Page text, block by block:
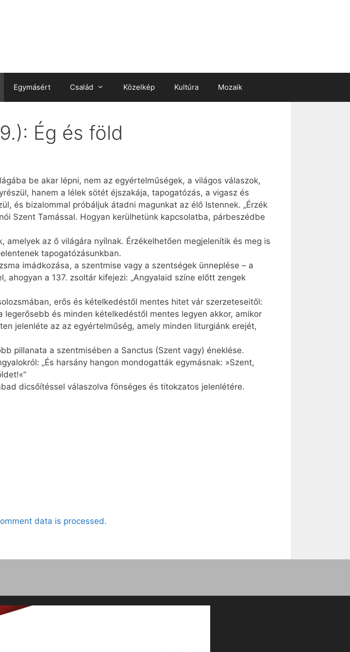
Egymásért Család Közelkép Kultúra Mozaik
Ég és föld
be akar lépni, nem az egyértelműségek, a világos válaszok,
hanem a lélek sötét éjszakája, tapogatózás, a vigasz és
és bizalommal próbáljuk átadni magunkat az élő Istennek. „Érzék
Szent Tamással. Hogyan kerülhetünk kapcsolatba, párbeszédbe
az ő világára nyílnak. Érzékelhetően megjelenítik és meg is
tapogatózásunkban.
imádkozása, a szentmise vagy a szentségek ünneplése – a
ahogyan a 137. zsoltár kifejezi: „Angyalaid színe előtt zengek
erős és kételkedéstől mentes hitet vár szerzeteseitől:
és minden kételkedéstől mentes legyen akkor, amikor
jelenléte az az egyértelműség, amely minden liturgiánk erejét,
pillanata a szentmisében a Sanctus (Szent vagy) éneklése.
„És harsány hangon mondogatták egymásnak: »Szent,
dicsőítéssel válaszolva fönséges és titokzatos jelenlétére.
data is processed.